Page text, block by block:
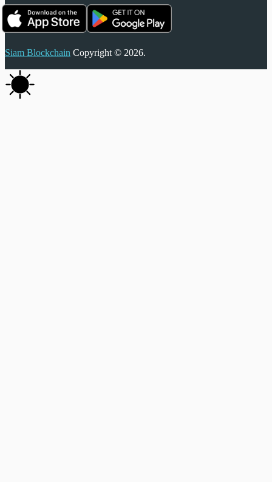
Siam Blockchain Copyright © 2026.